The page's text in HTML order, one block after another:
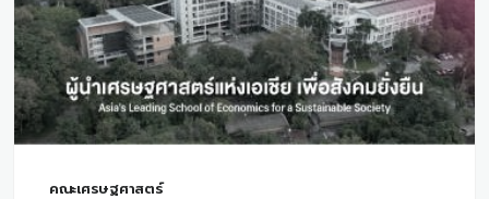
คณะเศรษฐศาสตร์